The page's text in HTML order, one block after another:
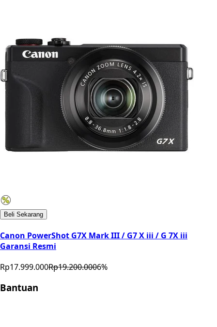
Beli Sekarang
Canon PowerShot G7X Mark III / G7 X iii / G 7X iii
Garansi Resmi
Rp17.999.000Rp19.200.0006%
Bantuan